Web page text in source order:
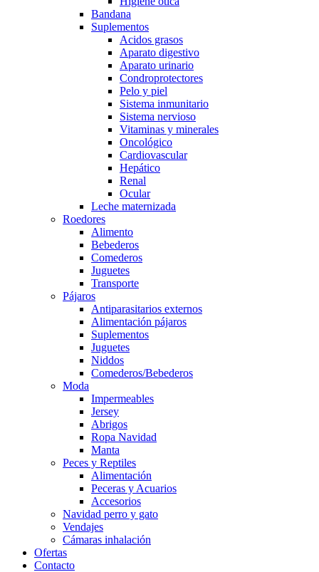
Bandana
Suplementos
Acidos grasos
Aparato digestivo
Aparato urinario
Condroprotectores
Pelo y piel
Sistema inmunitario
Sistema nervioso
Vitaminas y minerales
Oncológico
Cardiovascular
Hepático
Renal
Ocular
Leche maternizada
Roedores
Alimento
Bebederos
Comederos
Juguetes
Transporte
Pájaros
Antiparasitarios externos
Alimentación pájaros
Suplementos
Juguetes
Niddos
Comederos/Bebederos
Moda
Impermeables
Jersey
Abrigos
Ropa Navidad
Manta
Peces y Reptiles
Alimentación
Peceras y Acuarios
Accesorios
Navidad perro y gato
Vendajes
Cámaras inhalación
Ofertas
Contacto